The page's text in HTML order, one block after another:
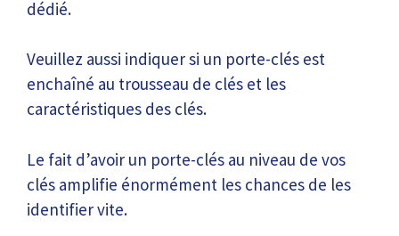
dédié.
Veuillez aussi indiquer si un porte-clés est
enchaîné au trousseau de clés et les
caractéristiques des clés.
Le fait d’avoir un porte-clés au niveau de vos
clés amplifie énormément les chances de les
identifier vite.